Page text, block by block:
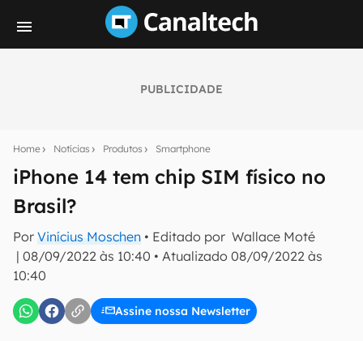
PUBLICIDADE
Home Notícias Produtos Smartphone
iPhone 14 tem chip SIM físico no
Brasil?
Por Vinícius Moschen • Editado por Wallace Moté
| 08/09/2022 às 10:40 • Atualizado 08/09/2022 às
10:40
Assine nossa Newsletter
notícias e reviews sobre tecnologia em primeira
E-mail
Confirmo que li, aceito e concordo com os